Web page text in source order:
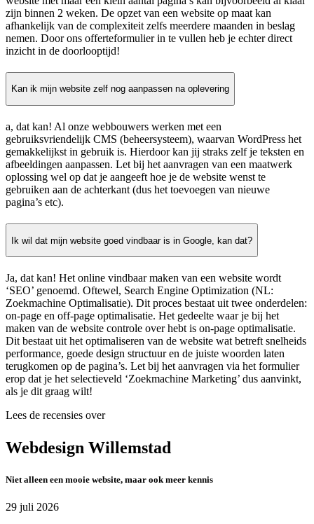
zijn binnen 2 weken. De opzet van een website op maat kan
afhankelijk van de complexiteit zelfs meerdere maanden in beslag
nemen. Door ons offerteformulier in te vullen heb je echter direct
inzicht in de doorlooptijd!
Kan ik mijn website zelf nog aanpassen na oplevering
a, dat kan! Al onze webbouwers werken met een
gebruiksvriendelijk CMS (beheersysteem), waarvan WordPress het
gemakkelijkst in gebruik is. Hierdoor kan jij straks zelf je teksten en
afbeeldingen aanpassen. Let bij het aanvragen van een maatwerk
oplossing wel op dat je aangeeft hoe je de website wenst te
gebruiken aan de achterkant (dus het toevoegen van nieuwe
pagina’s etc).
Ik wil dat mijn website goed vindbaar is in Google, kan dat?
Ja, dat kan! Het online vindbaar maken van een website wordt
‘SEO’ genoemd. Oftewel, Search Engine Optimization (NL:
Zoekmachine Optimalisatie). Dit proces bestaat uit twee onderdelen:
on-page en off-page optimalisatie. Het gedeelte waar je bij het
maken van de website controle over hebt is on-page optimalisatie.
Dit bestaat uit het optimaliseren van de website wat betreft snelheids
performance, goede design structuur en de juiste woorden laten
terugkomen op de pagina’s. Let bij het aanvragen via het formulier
erop dat je het selectieveld ‘Zoekmachine Marketing’ dus aanvinkt,
als je dit graag wilt!
Lees de recensies over
Webdesign Willemstad
Niet alleen een mooie website, maar ook meer kennis
29 juli 2026